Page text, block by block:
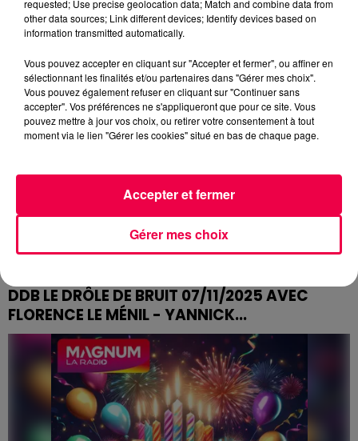
JEU DE L'ANNIVERSAIRE DU LUNDI 10 NOVEMBRE
DDB LE DRÔLE DE BRUIT 07/11/2025 AVEC
FLORENCE LE MÉNIL - YANNICK...
DDB LE DRÔLE DE BRUIT 07/11/2025
requested; Use precise geolocation data; Match and combine data from
other data sources; Link different devices; Identify devices based on
information transmitted automatically.
Vous pouvez accepter en cliquant sur "Accepter et fermer", ou affiner en
sélectionnant les finalités et/ou partenaires dans "Gérer mes choix".
Vous pouvez également refuser en cliquant sur "Continuer sans
accepter". Vos préférences ne s'appliqueront que pour ce site. Vous
pouvez mettre à jour vos choix, ou retirer votre consentement à tout
moment via le lien "Gérer les cookies" situé en bas de chaque page.
Gérer mes choix
Accepter et fermer